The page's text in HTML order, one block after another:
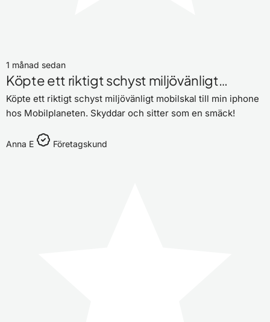
1 månad sedan
Köpte ett riktigt schyst miljövänligt…
Köpte ett riktigt schyst miljövänligt mobilskal till min iphone
hos Mobilplaneten. Skyddar och sitter som en smäck!
Anna E Företagskund